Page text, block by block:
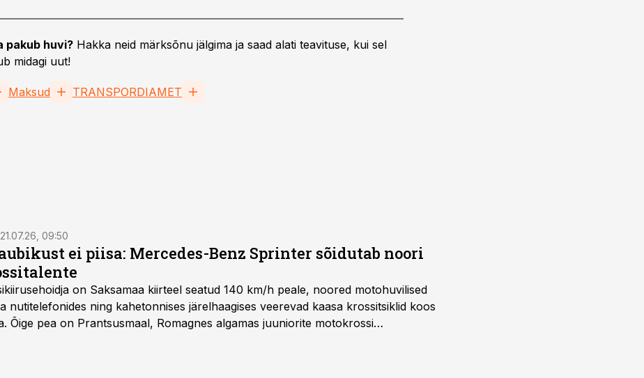
pakub huvi? Hakka neid märksõnu jälgima ja saad alati teavituse, kui sel
midagi uut!
Maksud TRANSPORDIAMET
21.07.26, 09:50
ei piisa: Mercedes-Benz Sprinter sõidutab noori
on Saksamaa kiirteel seatud 140 km/h peale, noored motohuvilised
nutitelefonides ning kahetonnises järelhaagises veerevad kaasa krossitsiklid koos
Õige pea on Prantsusmaal, Romagnes algamas juuniorite motokrossi